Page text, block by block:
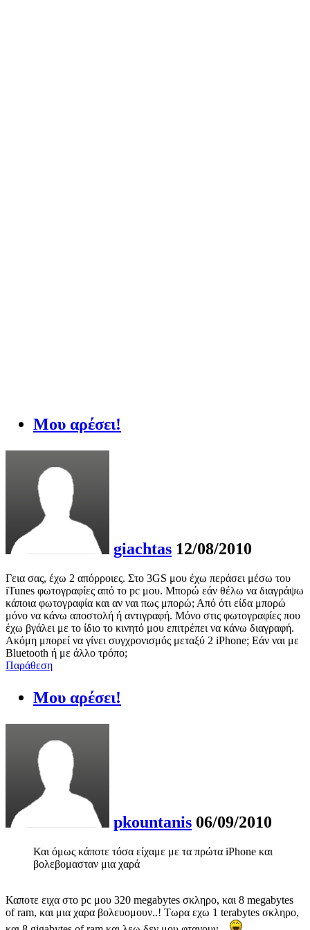
Μου αρέσει!
giachtas 12/08/2010
Γεια σας, έχω 2 απόρροιες. Στο 3GS μου έχω περάσει μέσω του
iTunes φωτογραφίες από το pc μου. Μπορώ εάν θέλω να διαγράψω
κάποια φωτογραφία και αν ναι πως μπορώ; Από ότι είδα μπορώ
μόνο να κάνω αποστολή ή αντιγραφή. Μόνο στις φωτογραφίες που
έχω βγάλει με το ίδιο το κινητό μου επιτρέπει να κάνω διαγραφή.
Ακόμη μπορεί να γίνει συγχρονισμός μεταξύ 2 iPhone; Εάν ναι με
Bluetooth ή με άλλο τρόπο;
Παράθεση
Μου αρέσει!
pkountanis 06/09/2010
Και όμως κάποτε τόσα είχαμε με τα πρώτα iPhone και
βολεβομασταν μια χαρά
Καποτε ειχα στο pc μου 320 megabytes σκληρο, και 8 megabytes
of ram, και μια χαρα βολευομουν..! Τωρα εχω 1 terabytes σκληρο,